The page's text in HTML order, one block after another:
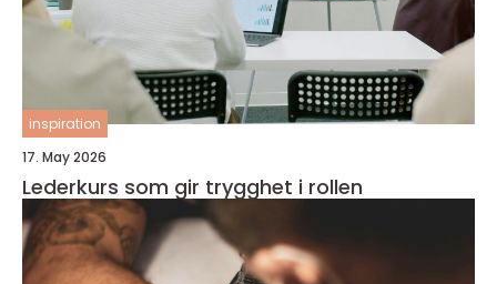
inspiration
17. May 2026
Lederkurs som gir trygghet i rollen